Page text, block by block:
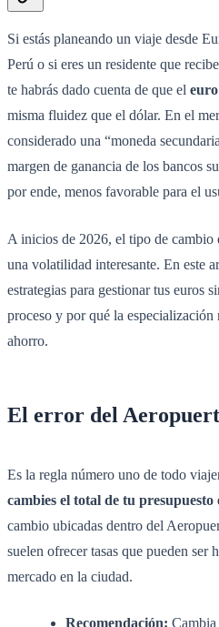
Si estás planeando un viaje desde
Perú o si eres un residente que
te habrás dado cuenta de que el euro
misma fluidez que el dólar. En el
considerado una “moneda
margen de ganancia de los bancos
por ende, menos favorable para el
A inicios de 2026, el tipo de cambio
una volatilidad interesante. En este
estrategias para gestionar tus euros
proceso y por qué la especialización
ahorro.
El error del
Es la regla número uno de todo
cambies el total de tu
cambio ubicadas dentro del
suelen ofrecer tasas que pueden ser
mercado en la ciudad.
Recomendación: Cambia